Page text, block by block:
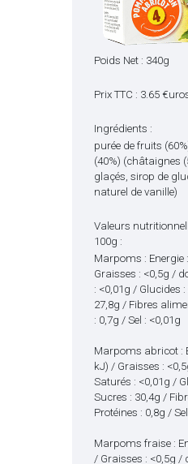
Poids Net : 340g
Prix TTC : 3.65
Ingrédients :
purée de fruits
(40%) (châtaignes
glaçés, sirop de
naturel de vanille)
Valeurs
100g :
Marpoms : Energie
Graisses : <0,5g /
: <0,01g / Glucides
27,8g / Fibres
: 0,7g / Sel : <0,01g
Marpoms abricot :
kJ) / Graisses :
Saturés : <0,01g /
Sucres : 30,4g /
Protéines : 0,8g /
Marpoms fraise :
/ Graisses : <0,5g /